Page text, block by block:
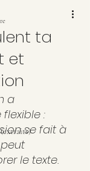
ta
et
a
:
se fait à
le texte.